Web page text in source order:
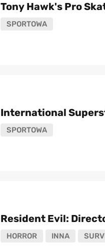
Tony Hawk's Pro
SPORTOWA
International
SPORTOWA
Resident Evil:
HORROR INNA